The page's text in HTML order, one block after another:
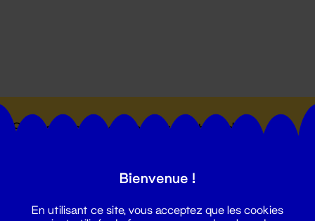
Suivez toutes les actualités du
Bienvenue !
En utilisant ce site, vous acceptez que les cookies